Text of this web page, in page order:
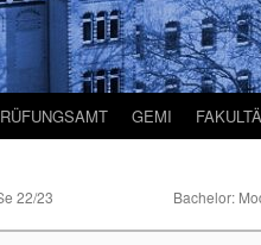
GEMI
22/23 Bachelor: